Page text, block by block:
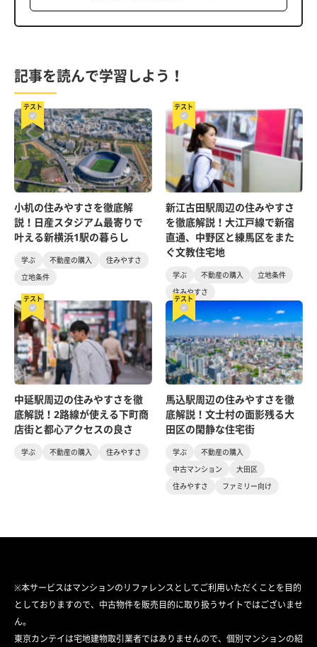
記事を読んで学習しよう！
テスト
小机の住みやすさを徹底解
説！日産スタジアム最寄りで
叶える新横浜1駅の暮らし
学ぶ 不動産の購入
住みやすさ
立地条件
テスト
新江古田駅周辺の住みやすさ
を徹底解説！大江戸線で新宿
直通、中野区と練馬区をまた
ぐ文教住宅地
学ぶ 不動産の購入
立地条件
住みやすさ
テスト
中延駅周辺の住みやすさを徹
底解説！2路線が使える下町商
店街と都心アクセスの良さ
学ぶ 不動産の購入 住みやすさ
テスト
馬込駅周辺の住みやすさを徹
底解説！文士村の面影残る大
田区の閑静な住宅街
学ぶ
不動産の購入
中古マンション
大田区
住みやすさ
ファミリー向け
※本サービスはマンションのリファレンスとしてご利用いただくことを目的
としておりますので、中古物件を販売目的に取り扱うサイトではございませ
ん。
東京カンテイは宅地建物取引業者ではありませんので、個別マンションの紹